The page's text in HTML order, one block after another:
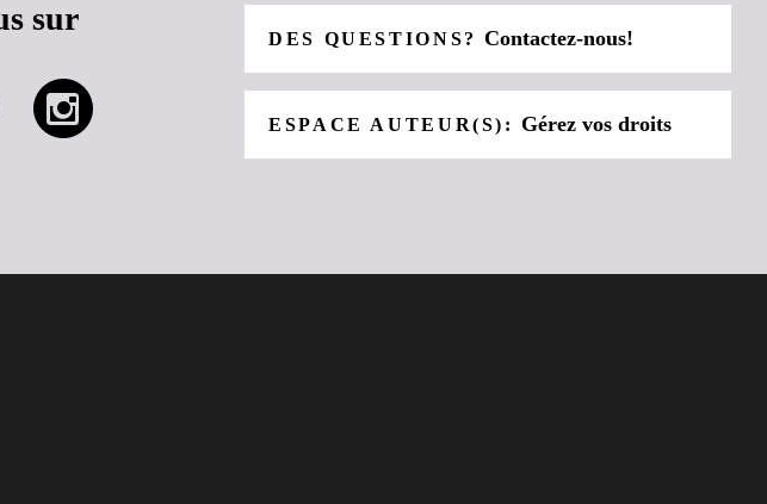
sur
DES QUESTIONS?Contactez-nous!
ESPACE AUTEUR(S): Gérez vos droits